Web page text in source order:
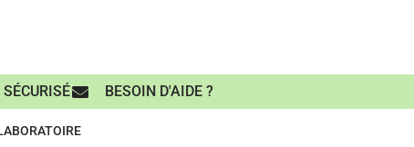
BESOIN D'AIDE ?